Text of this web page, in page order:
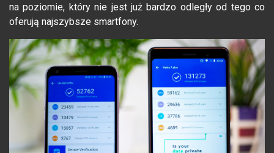
na poziomie, który nie jest już bardzo odległy od tego co
oferują najszybsze smartfony.